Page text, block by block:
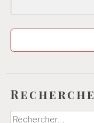
Recherche
Rechercher :